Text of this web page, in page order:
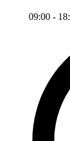
09:00 -